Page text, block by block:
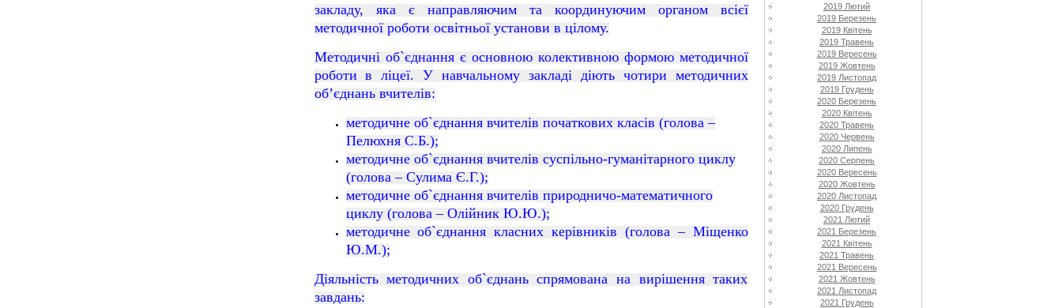
закладу, яка є направляючим та координуючим органом всієї
методичної роботи освітньої установи в цілому.
Методичні об`єднання є основною колективною формою методичної
роботи вліцеї. У навчальному закладі діють чотириметодичних
об’єднань вчителів:
методичне об`єднання вчителів початкових класів (голова –
Пелюхня С.Б.);
методичне об`єднання вчителів суспільно-гуманітарного циклу
(голова – Сулима Є.Г.);
методичне об`єднання вчителів природничо-математичного
циклу (голова –Олійник Ю.Ю.);
методичне об`єднання класних керівників (голова – Міщенко
Ю.М.);
Діяльність методичних об`єднань спрямована на вирішення таких
завдань:
2019 Лютий
2019 Березень
2019 Квітень
2019 Травень
2019 Вересень
2019 Жовтень
2019 Листопад
2019 Грудень
2020 Березень
2020 Квітень
2020 Травень
2020 Червень
2020 Липень
2020 Серпень
2020 Вересень
2020 Жовтень
2020 Листопад
2020 Грудень
2021 Лютий
2021 Березень
2021 Квітень
2021 Травень
2021 Вересень
2021 Жовтень
2021 Листопад
2021 Грудень